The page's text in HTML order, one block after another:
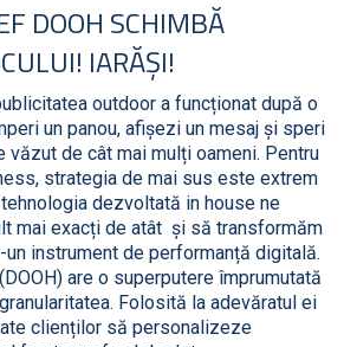
DOOH SCHIMBĂ
IARĂȘI!
outdoor a funcționat după o
un panou, afișezi un mesaj și speri
văzut de cât mai mulți oameni. Pentru
strategia de mai sus este extrem
dezvoltată in house ne
mai exacți de atât și să transformăm
instrument de performanță digitală.
are o superputere împrumutată
Folosită la adevăratul ei
clienților să personalizeze